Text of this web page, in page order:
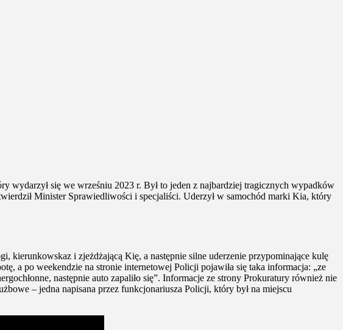
wydarzył się we wrześniu 2023 r. Był to jeden z najbardziej tragicznych wypadków
Minister Sprawiedliwości i specjaliści. Uderzył w samochód marki Kia, który
kierunkowskaz i zjeżdżającą Kię, a następnie silne uderzenie przypominające kulę
a po weekendzie na stronie internetowej Policji pojawiła się taka informacja: „ze
następnie auto zapaliło się”. Informacje ze strony Prokuratury również nie
– jedna napisana przez funkcjonariusza Policji, który był na miejscu